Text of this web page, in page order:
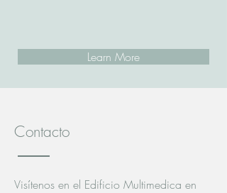
Learn More
Contacto
Visítenos en el Edificio Multimedica en